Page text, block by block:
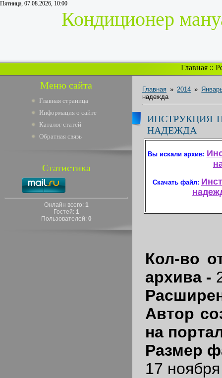
Пятница, 07.08.2026, 10:00
Кондиционер
Главная::
Меню сайта
Главная страница
Информация о сайте
Каталог статей
Обратная связь
Статистика
Онлайн всего: 1
Гостей: 1
Пользователей: 0
Главная »2014 »
надежда
ИНСТРУКЦИЯ
НАДЕЖДА
Вы искали архив:
Скачать файл:
Кол-во
архива -
Автор
на
Размер
17